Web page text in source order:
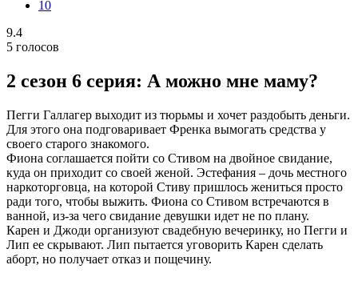
10
9.4
5 голосов
2 сезон 6 серия: А можно мне маму?
Пегги Галлагер выходит из тюрьмы и хочет раздобыть деньги.
Для этого она подговаривает Френка вымогать средства у
своего старого знакомого.
Фиона соглашается пойти со Стивом на двойное свидание,
куда он приходит со своей женой. Эстефания – дочь местного
наркоторговца, на которой Стиву пришлось жениться просто
ради того, чтобы выжить. Фиона со Стивом встречаются в
ванной, из-за чего свидание девушки идет не по плану.
Карен и Джоди организуют свадебную вечеринку, но Пегги и
Лип ее скрывают. Лип пытается уговорить Карен сделать
аборт, но получает отказ и пощечину.